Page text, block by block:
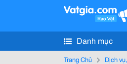
Danh mục
Trang Chủ Dịch